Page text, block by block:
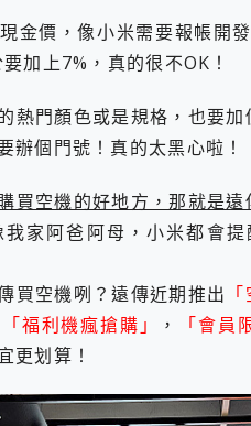
金價，像小米需要報帳開
加上7%，真的很不OK！
熱門顏色或是規格，也要
辦個門號！真的太黑心啦！
買空機的好地方，那就是遠
家阿爸阿母，小米都會
買空機咧？遠傳近期推出
「福利機瘋搶購」 ， 「會員
更划算！